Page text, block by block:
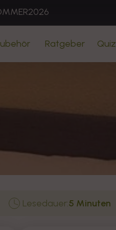
Ratgeber Quiz
Lesedauer:5 Minuten